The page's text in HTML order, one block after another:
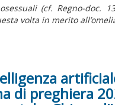
(cf. Regno-doc.
volta in merito
di preghiera